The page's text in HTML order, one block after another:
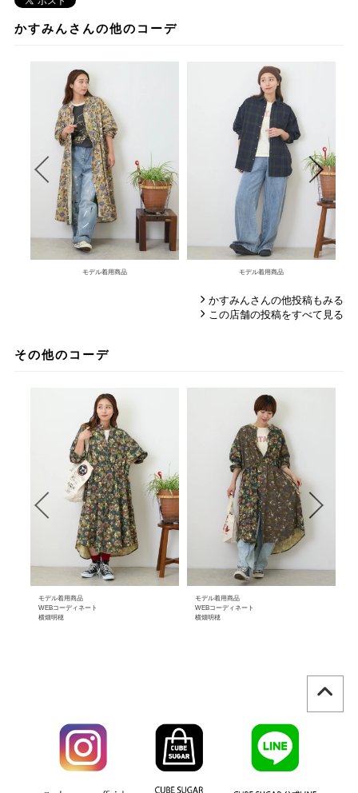
かすみんさんの他のコーデ
モデル着用商品 モデル着用商品
かすみんさんの他投稿もみる
この店舗の投稿をすべて見る
その他のコーデ
モデル着用商品
WEBコーディネート
横畑明穂
モデル着用商品
WEBコーディネート
横畑明穂